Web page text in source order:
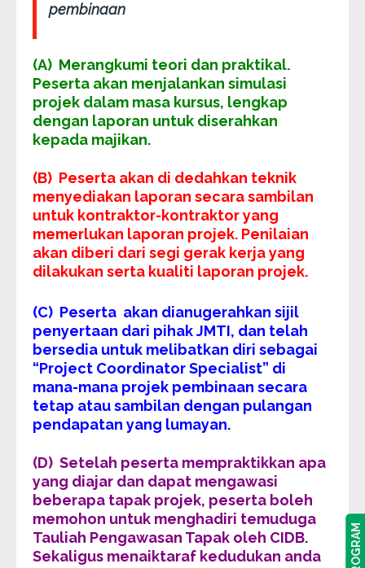
pembinaan
(A) Merangkumi teori dan praktikal.
Peserta akan menjalankan simulasi
projek dalam masa kursus, lengkap
dengan laporan untuk diserahkan
kepada majikan.
(B) Peserta akan di dedahkan teknik
menyediakan laporan secara sambilan
untuk kontraktor-kontraktor yang
memerlukan laporan projek. Penilaian
akan diberi dari segi gerak kerja yang
dilakukan serta kualiti laporan projek.
(C) Peserta akan dianugerahkan sijil
penyertaan dari pihak JMTI, dan telah
bersedia untuk melibatkan diri sebagai
“Project Coordinator Specialist” di
mana-mana projek pembinaan secara
tetap atau sambilan dengan pulangan
pendapatan yang lumayan.
(D) Setelah peserta mempraktikkan apa
yang diajar dan dapat mengawasi
beberapa tapak projek, peserta boleh
memohon untuk menghadiri temuduga
Tauliah Pengawasan Tapak oleh CIDB.
Sekaligus menaiktaraf kedudukan anda